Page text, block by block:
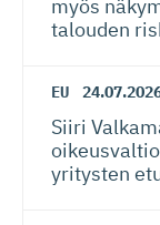
myös
talouden
EU
Siiri
yritysten